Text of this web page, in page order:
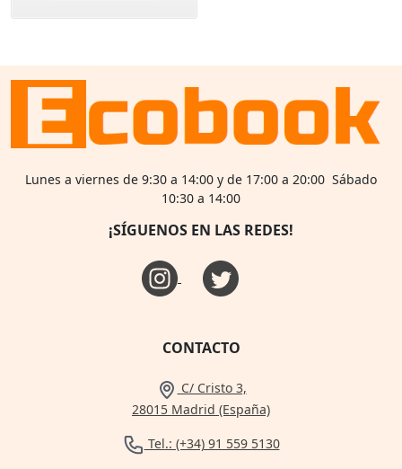
Lunes a viernes de 9:30 a 14:00 y de 17:00 a 20:00 Sábado
10:30 a 14:00
¡SÍGUENOS EN LAS REDES!
CONTACTO
C/ Cristo 3,
28015 Madrid (España)
Tel.: (+34) 91 559 5130